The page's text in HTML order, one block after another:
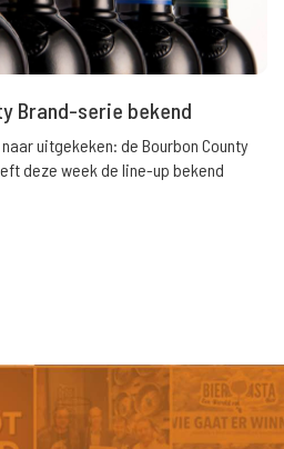
Brand-serie bekend
uitgekeken: de Bourbon County
deze week de line-up bekend